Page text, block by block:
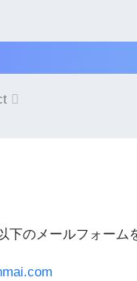
下のメールフォーム